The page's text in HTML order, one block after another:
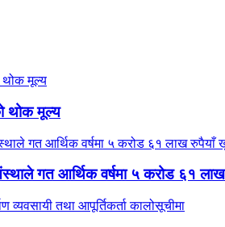
थोक मूल्य
गत आर्थिक वर्षमा ५ करोड ६१